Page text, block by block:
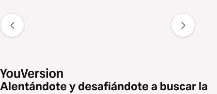
Alentándote y desafiándote a buscar la